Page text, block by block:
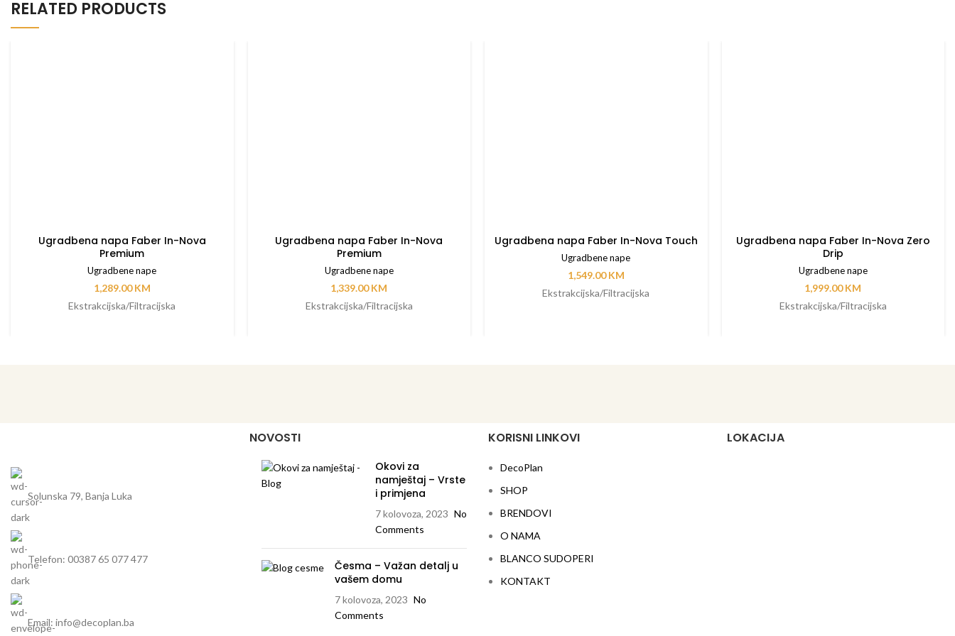
RELATED PRODUCTS
Ugradbena napa Faber In-Nova
Premium
Ugradbene nape
1,289.00KM
Ekstrakcijska/Filtracijska
Ugradbena napa Faber In-Nova
Premium
Ugradbene nape
1,339.00KM
Ekstrakcijska/Filtracijska
Ugradbena napa Faber In-Nova Touch
Ugradbene nape
1,549.00KM
Ekstrakcijska/Filtracijska
Ugradbena napa Faber In-Nova Zero
Drip
Ugradbene nape
1,999.00KM
Ekstrakcijska/Filtracijska
Solunska 79, Banja Luka
Telefon: 00387 65 077 477
Email: info@decoplan.ba
NOVOSTI
Okovi za
namještaj – Vrste
i primjena
7 kolovoza, 2023 No
Comments
Česma – Važan detalj u
vašem domu
7 kolovoza, 2023 No
Comments
KORISNI LINKOVI
DecoPlan
SHOP
BRENDOVI
O NAMA
BLANCO SUDOPERI
KONTAKT
LOKACIJA